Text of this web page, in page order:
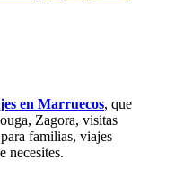
en Marruecos, que
Zagora, visitas
familias, viajes
necesites.